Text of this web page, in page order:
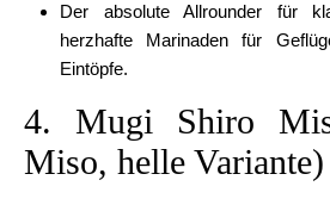
Der absolute Allrounder für
herzhafte Marinaden für
Eintöpfe.
4. Mugi Shiro
Miso, helle Variante)